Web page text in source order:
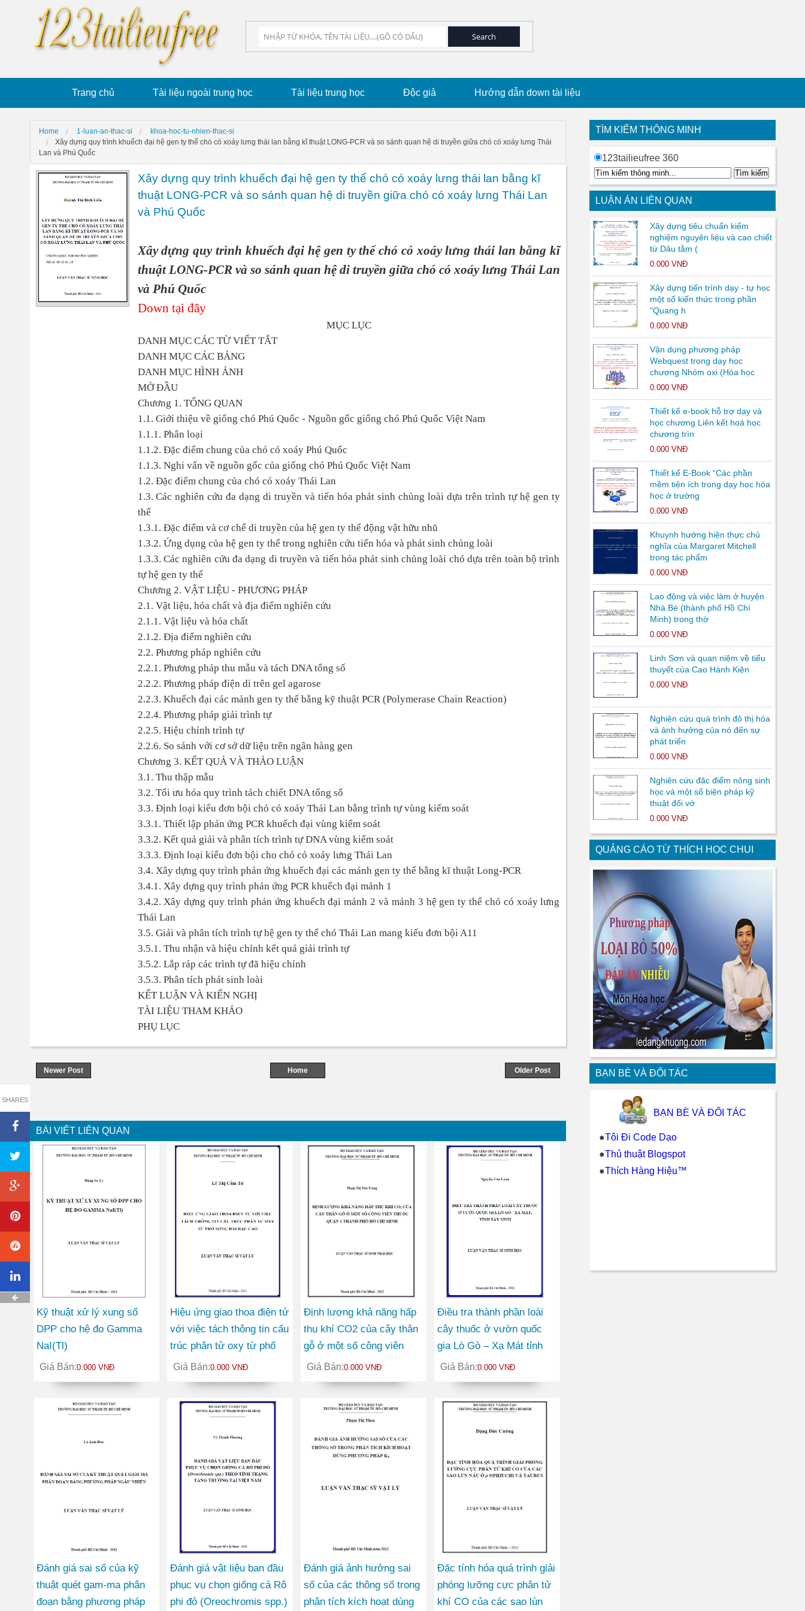
Trang chủ Tài liệu ngoài trung học Tài liệu trung học Độc giả Hướng dẫn down tài liệu
Home 1-luan-an-thac-si
khoa-hoc-tu-nhien-thac-si
Xây dựng quy trình khuếch đại hệ gen ty thể chó có xoáy lưng thái lan bằng kĩ thuật LONG-PCR và so sánh quan hệ di truyền giữa chó có xoáy lưng Thái
Lan và Phú Quốc
SHARES
Xây dựng quy trình khuếch đại hệ gen ty thể chó có xoáy lưng thái lan bằng kĩ
thuật LONG-PCR và so sánh quan hệ di truyền giữa chó có xoáy lưng Thái Lan
và Phú Quốc
Xây dựng quy trình khuếch đại hệ gen ty thể chó có xoáy lưng thái lan bằng kĩ
thuật LONG-PCR và so sánh quan hệ di truyền giữa chó có xoáy lưng Thái Lan
và Phú Quốc
Down tại đây
MỤC LỤC
DANH MỤC CÁC TỪ VIẾT TẮT
DANH MỤC CÁC BẢNG
DANH MỤC HÌNH ẢNH
MỞ ĐẦU
Chương 1. TỔNG QUAN
1.1. Giới thiệu về giống chó Phú Quốc - Nguồn gốc giống chó Phú Quốc Việt Nam
1.1.1. Phân loại
1.1.2. Đặc điểm chung của chó có xoáy Phú Quốc
1.1.3. Nghi vấn về nguồn gốc của giống chó Phú Quốc Việt Nam
1.2. Đặc điểm chung của chó có xoáy Thái Lan
1.3. Các nghiên cứu đa dạng di truyền và tiến hóa phát sinh chủng loài dựa trên trình tự hệ gen ty
thể
1.3.1. Đặc điểm và cơ chế di truyền của hệ gen ty thể động vật hữu nhũ
1.3.2. Ứng dụng của hệ gen ty thể trong nghiên cứu tiến hóa và phát sinh chủng loài
1.3.3. Các nghiên cứu đa dạng di truyền và tiến hóa phát sinh chủng loài chó dựa trên toàn bộ trình
tự hệ gen ty thể
Chương 2. VẬT LIỆU - PHƯƠNG PHÁP
2.1. Vật liệu, hóa chất và địa điểm nghiên cứu
2.1.1. Vật liệu và hóa chất
2.1.2. Địa điểm nghiên cứu
2.2. Phương pháp nghiên cứu
2.2.1. Phương pháp thu mẫu và tách DNA tổng số
2.2.2. Phương pháp điện di trên gel agarose
2.2.3. Khuếch đại các mảnh gen ty thể bằng kỹ thuật PCR (Polymerase Chain Reaction)
2.2.4. Phương pháp giải trình tự
2.2.5. Hiệu chỉnh trình tự
2.2.6. So sánh với cơ sở dữ liệu trên ngân hàng gen
Chương 3. KẾT QUẢ VÀ THẢO LUẬN
3.1. Thu thập mẫu
3.2. Tối ưu hóa quy trình tách chiết DNA tổng số
3.3. Định loại kiểu đơn bội chó có xoáy Thái Lan bằng trình tự vùng kiểm soát
3.3.1. Thiết lập phản ứng PCR khuếch đại vùng kiểm soát
3.3.2. Kết quả giải và phân tích trình tự DNA vùng kiểm soát
3.3.3. Định loại kiểu đơn bội cho chó có xoáy lưng Thái Lan
3.4. Xây dựng quy trình phản ứng khuếch đại các mảnh gen ty thể bằng kĩ thuật Long-PCR
3.4.1. Xây dựng quy trình phản ứng PCR khuếch đại mảnh 1
3.4.2. Xây dựng quy trình phản ứng khuếch đại mảnh 2 và mảnh 3 hệ gen ty thể chó có xoáy lưng
Thái Lan
3.5. Giải và phân tích trình tự hệ gen ty thể chó Thái Lan mang kiểu đơn bội A11
3.5.1. Thu nhận và hiệu chỉnh kết quả giải trình tự
3.5.2. Lắp ráp các trình tự đã hiệu chỉnh
3.5.3. Phân tích phát sinh loài
KẾT LUẬN VÀ KIẾN NGHỊ
TÀI LIỆU THAM KHẢO
PHỤ LỤC
Newer Post Older Post
Home
BÀI VIẾT LIÊN QUAN
Kỹ thuật xử lý xung số
DPP cho hệ đo Gamma
NaI(Tl)
Giá Bán:0.000 VNĐ
Hiệu ứng giao thoa điện tử
với việc tách thông tin cấu
trúc phân tử oxy từ phổ
sóng hài bậc cao
Giá Bán:0.000 VNĐ
Định lượng khả năng hấp
thụ khí CO2 của cây thân
gỗ ở một số công viên
thuộc Quận 1 thành phố
Hồ Chí Minh
Giá Bán:0.000 VNĐ
Điều tra thành phần loài
cây thuốc ở vườn quốc
gia Lò Gò – Xa Mát tỉnh
Tây Ninh
Giá Bán:0.000 VNĐ
Đánh giá sai số của kỹ
thuật quét gam-ma phân
đoạn bằng phương pháp
Đánh giá vật liệu ban đầu
phục vụ chọn giống cá Rô
phi đỏ (Oreochromis spp.)
Đánh giá ảnh hưởng sai
số của các thông số trong
phân tích kích hoạt dùng
Đặc tính hóa quá trình giải
phóng lưỡng cực phân tử
khí CO của các sao lùn
TÌM KIẾM THÔNG MINH
123tailieufree 360
LUẬN ÁN LIÊN QUAN
Xây dựng tiêu chuẩn kiểm
nghiệm nguyên liệu và cao chiết
từ Dâu tằm (
0.000 VNĐ
Xây dựng tiến trình dạy - tự học
một số kiến thức trong phần
“Quang h
0.000 VNĐ
Vận dụng phương pháp
Webquest trong dạy học
chương Nhóm oxi (Hóa học
0.000 VNĐ
Thiết kế e-book hỗ trợ dạy và
học chương Liên kết hoá học
chương trìn
0.000 VNĐ
Thiết kế E-Book “Các phần
mềm tiện ích trong dạy học hóa
học ở trường
0.000 VNĐ
Khuynh hướng hiện thực chủ
nghĩa của Margaret Mitchell
trong tác phẩm
0.000 VNĐ
Lao động và việc làm ở huyện
Nhà Bè (thành phố Hồ Chí
Minh) trong thờ
0.000 VNĐ
Linh Sơn và quan niệm về tiểu
thuyết của Cao Hành Kiện
0.000 VNĐ
Nghiên cứu quá trình đô thị hóa
và ảnh hưởng của nó đến sự
phát triển
0.000 VNĐ
Nghiên cứu đặc điểm nông sinh
học và một số biện pháp kỹ
thuật đối vớ
0.000 VNĐ
QUẢNG CÁO TỪ THÍCH HỌC CHUI
BẠN BÈ VÀ ĐỐI TÁC
BẠN BÈ VÀ ĐỐI TÁC
●Tôi Đi Code Dạo
●Thủ thuật Blogspot
●Thích Hàng Hiệu™